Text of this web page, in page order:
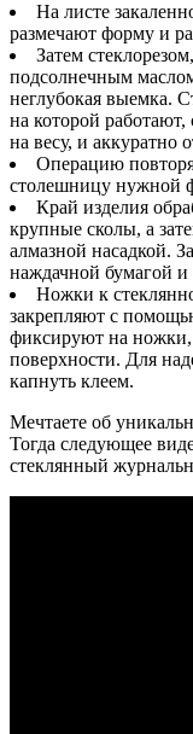
На листе
размечают форму и
Затем
подсолнечным
неглубокая выемка.
на которой
на весу, и аккуратно
Операцию
столешницу нужной
Край изделия
крупные сколы, а
алмазной насадкой.
наждачной бумагой
Ножки к
закрепляют с
фиксируют на ножки,
поверхности. Для
капнуть клеем.
Мечтаете об
Тогда следующее
стеклянный